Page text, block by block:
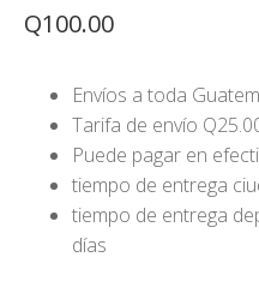
Q100.00
Envíos a toda
Tarifa de envío
Puede pagar en
tiempo de entrega
tiempo de entrega
días